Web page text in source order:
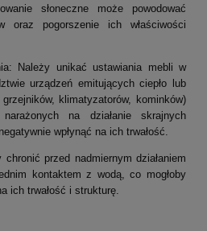
słoneczne może powodować
oraz pogorszenie ich właściwości
Należy unikać ustawiania mebli w
urządzeń emitujących ciepło lub
klimatyzatorów, kominków)
na działanie skrajnych
wpłynąć na ich trwałość.
przed nadmiernym działaniem
kontaktem z wodą, co mogłoby
ich trwałość i strukturę.